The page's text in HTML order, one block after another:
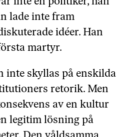
lade inte fram
idéer. Han
martyr.
inte skyllas på enskilda
retorik. Men
av en kultur
legitim lösning på